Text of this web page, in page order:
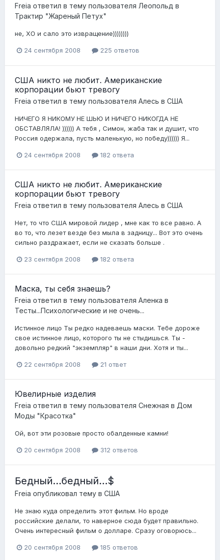
Freia ответил в тему пользователя Леопольд в
Трактир "Жареный Петух"
не, ХО и сало это извращение))))))))
24 сентября 2008 225 ответов
США никто не любит. Американские
корпорации бьют тревогу
Freia ответил в тему пользователя Алесь в США
НИЧЕГО Я НИКОМУ НЕ ШЬЮ И НИЧЕГО НИКОГДА НЕ
ОБСТАВЛЯЛА! )))))) А тебя , Симон, жаба так и душит, что
Россия одержала, пусть маленькую, но победу)))))) Я...
24 сентября 2008 182 ответа
США никто не любит. Американские
корпорации бьют тревогу
Freia ответил в тему пользователя Алесь в США
Нет, то что США мировой лидер , мне как то все равно. А
во то, что лезет везде без мыла в задницу... Вот это очень
сильно раздражает, если не сказать больше .
23 сентября 2008 182 ответа
Маска, ты себя знаешь?
Freia ответил в тему пользователя Аленка в
Тесты...Психологические и не очень...
Истинное лицо Ты редко надеваешь маски. Тебе дороже
свое истинное лицо, которого ты не стыдишься. Ты -
довольно редкий "экземпляр" в наши дни. Хотя и ты...
22 сентября 2008 21 ответ
Ювелирные изделия
Freia ответил в тему пользователя Снежная в Дом
Моды "Красотка"
Ой, вот эти розовые просто обалденные камни!
20 сентября 2008 312 ответов
Бедный...бедный...$
Freia опубликовал тему в США
Не знаю куда определить этот фильм. Но вроде
российские делали, то наверное сюда будет правильно.
Очень интересный фильм о долларе. Сразу оговорюсь...
20 сентября 2008 185 ответов